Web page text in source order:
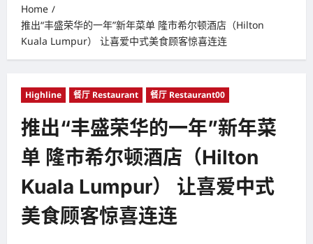
Home
推出“丰盛荣华的一年”新年菜单 隆市希尔顿酒店（Hilton
Kuala Lumpur） 让喜爱中式美食顾客惊喜连连
Highline 餐厅 Restaurant 餐厅 Restaurant00
推出“丰盛荣华的一年”新年菜
单 隆市希尔顿酒店（Hilton
Kuala Lumpur） 让喜爱中式
美食顾客惊喜连连